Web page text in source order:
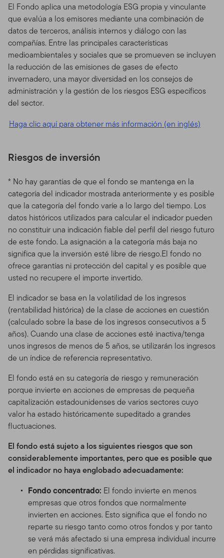
El Fondo aplica una metodología ESG propia y vinculante
que evalúa a los emisores mediante una combinación de
datos de terceros, análisis internos y diálogo con las
compañías. Entre las principales características
medioambientales y sociales que se promueven se incluyen
la reducción de las emisiones de gases de efecto
invernadero, una mayor diversidad en los consejos de
administración y la gestión de los riesgos ESG específicos
del sector.
Haga clic aquí para obtener más información (en inglés)
Riesgos de inversión
* No hay garantías de que el fondo se mantenga en la
categoría del indicador mostrada anteriormente y es posible
que la categoría del fondo varíe a lo largo del tiempo. Los
datos históricos utilizados para calcular el indicador pueden
no constituir una indicación fiable del perfil del riesgo futuro
de este fondo. La asignación a la categoría más baja no
significa que la inversión esté libre de riesgo.El fondo no
ofrece garantías ni protección del capital y es posible que
usted no recupere el importe invertido.
El indicador se basa en la volatilidad de los ingresos
(rentabilidad histórica) de la clase de acciones en cuestión
(calculado sobre la base de los ingresos consecutivos a 5
años). Cuando una clase de acciones esté inactiva/tenga
unos ingresos de menos de 5 años, se utilizarán los ingresos
de un índice de referencia representativo.
El fondo está en su categoría de riesgo y remuneración
porque invierte en acciones de empresas de pequeña
capitalización estadounidenses de varios sectores cuyo
valor ha estado históricamente supeditado a grandes
fluctuaciones.
El fondo está sujeto a los siguientes riesgos que son
considerablemente importantes, pero que es posible que
el indicador no haya englobado adecuadamente:
Fondo concentrado: El fondo invierte en menos
empresas que otros fondos que normalmente
invierten en acciones. Esto significa que el fondo no
reparte su riesgo tanto como otros fondos y por tanto
se verá más afectado si una empresa individual incurre
en pérdidas significativas.